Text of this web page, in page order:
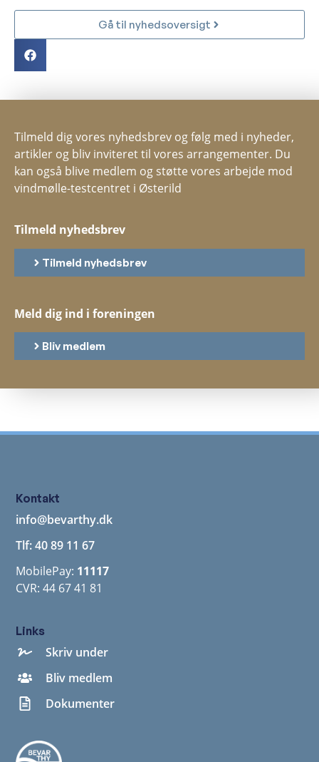
Gå til nyhedsoversigt
Tilmeld dig vores nyhedsbrev og følg med i nyheder,
artikler og bliv inviteret til vores arrangementer. Du
kan også blive medlem og støtte vores arbejde mod
vindmølle-testcentret i Østerild
Tilmeld nyhedsbrev
Tilmeld nyhedsbrev
Meld dig ind i foreningen
Bliv medlem
Links
Skriv under
Bliv medlem
Dokumenter
Kontakt
info@bevarthy.dk
Tlf: 40 89 11 67
MobilePay: 11117
CVR: 44 67 41 81